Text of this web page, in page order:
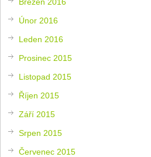
Únor 2016
Leden 2016
Prosinec 2015
Listopad 2015
Říjen 2015
Září 2015
Srpen 2015
Červenec 2015